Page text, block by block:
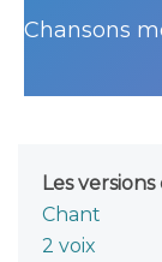
Chansons
Les
Chant
2 voix